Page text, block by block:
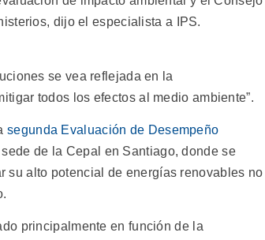
dijo el especialista a IPS.
se vea reflejada en la
todos los efectos al medio ambiente”.
segunda Evaluación de Desempeño
de la Cepal en Santiago, donde se
su alto potencial de energías renovables no
principalmente en función de la